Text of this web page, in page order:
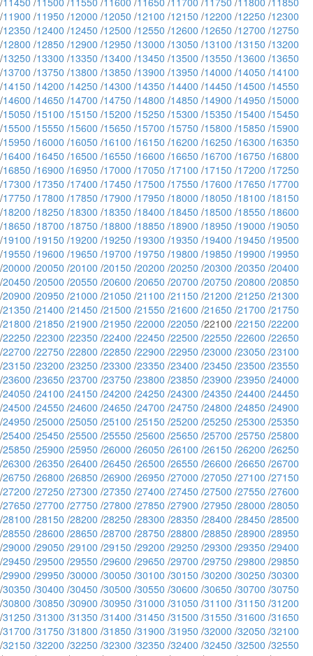
/11900 /11950 /12000 /12050 /12100 /12150 /12200 /12250 /12300
/12350 /12400 /12450 /12500 /12550 /12600 /12650 /12700 /12750
/12800 /12850 /12900 /12950 /13000 /13050 /13100 /13150 /13200
/13250 /13300 /13350 /13400 /13450 /13500 /13550 /13600 /13650
/13700 /13750 /13800 /13850 /13900 /13950 /14000 /14050 /14100
/14150 /14200 /14250 /14300 /14350 /14400 /14450 /14500 /14550
/14600 /14650 /14700 /14750 /14800 /14850 /14900 /14950 /15000
/15050 /15100 /15150 /15200 /15250 /15300 /15350 /15400 /15450
/15500 /15550 /15600 /15650 /15700 /15750 /15800 /15850 /15900
/15950 /16000 /16050 /16100 /16150 /16200 /16250 /16300 /16350
/16400 /16450 /16500 /16550 /16600 /16650 /16700 /16750 /16800
/16850 /16900 /16950 /17000 /17050 /17100 /17150 /17200 /17250
/17300 /17350 /17400 /17450 /17500 /17550 /17600 /17650 /17700
/17750 /17800 /17850 /17900 /17950 /18000 /18050 /18100 /18150
/18200 /18250 /18300 /18350 /18400 /18450 /18500 /18550 /18600
/18650 /18700 /18750 /18800 /18850 /18900 /18950 /19000 /19050
/19100 /19150 /19200 /19250 /19300 /19350 /19400 /19450 /19500
/19550 /19600 /19650 /19700 /19750 /19800 /19850 /19900 /19950
/20000 /20050 /20100 /20150 /20200 /20250 /20300 /20350 /20400
/20450 /20500 /20550 /20600 /20650 /20700 /20750 /20800 /20850
/20900 /20950 /21000 /21050 /21100 /21150 /21200 /21250 /21300
/21350 /21400 /21450 /21500 /21550 /21600 /21650 /21700 /21750
/21800 /21850 /21900 /21950 /22000 /22050 /22100 /22150 /22200
/22250 /22300 /22350 /22400 /22450 /22500 /22550 /22600 /22650
/22700 /22750 /22800 /22850 /22900 /22950 /23000 /23050 /23100
/23150 /23200 /23250 /23300 /23350 /23400 /23450 /23500 /23550
/23600 /23650 /23700 /23750 /23800 /23850 /23900 /23950 /24000
/24050 /24100 /24150 /24200 /24250 /24300 /24350 /24400 /24450
/24500 /24550 /24600 /24650 /24700 /24750 /24800 /24850 /24900
/24950 /25000 /25050 /25100 /25150 /25200 /25250 /25300 /25350
/25400 /25450 /25500 /25550 /25600 /25650 /25700 /25750 /25800
/25850 /25900 /25950 /26000 /26050 /26100 /26150 /26200 /26250
/26300 /26350 /26400 /26450 /26500 /26550 /26600 /26650 /26700
/26750 /26800 /26850 /26900 /26950 /27000 /27050 /27100 /27150
/27200 /27250 /27300 /27350 /27400 /27450 /27500 /27550 /27600
/27650 /27700 /27750 /27800 /27850 /27900 /27950 /28000 /28050
/28100 /28150 /28200 /28250 /28300 /28350 /28400 /28450 /28500
/28550 /28600 /28650 /28700 /28750 /28800 /28850 /28900 /28950
/29000 /29050 /29100 /29150 /29200 /29250 /29300 /29350 /29400
/29450 /29500 /29550 /29600 /29650 /29700 /29750 /29800 /29850
/29900 /29950 /30000 /30050 /30100 /30150 /30200 /30250 /30300
/30350 /30400 /30450 /30500 /30550 /30600 /30650 /30700 /30750
/30800 /30850 /30900 /30950 /31000 /31050 /31100 /31150 /31200
/31250 /31300 /31350 /31400 /31450 /31500 /31550 /31600 /31650
/31700 /31750 /31800 /31850 /31900 /31950 /32000 /32050 /32100
/32150 /32200 /32250 /32300 /32350 /32400 /32450 /32500 /32550